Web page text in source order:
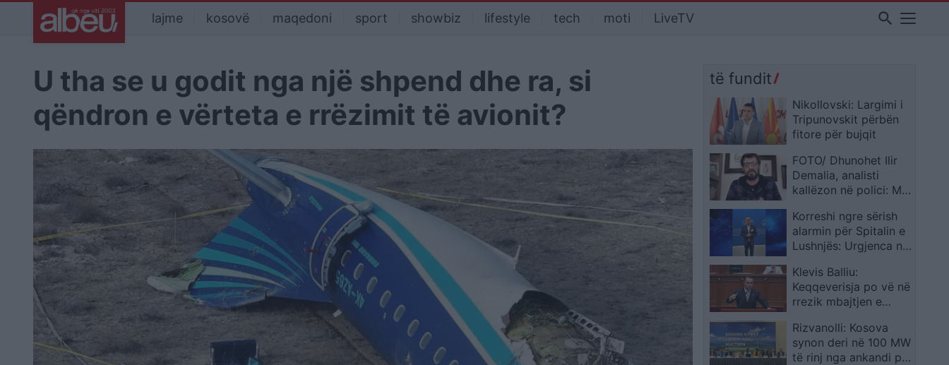
lajme kosovë maqedoni sport showbiz lifestyle tech moti LiveTV search
U tha se u godit nga një shpend dhe ra, si
qëndron e vërteta e rrëzimit të avionit?
të fundit
Nikollovski: Largimi i
Tripunovskit përbën
fitore për bujqit
FOTO/ Dhunohet Ilir
Demalia, analisti
kallëzon në polici: Më
Korreshi ngre sërish
alarmin për Spitalin e
Lushnjës: Urgjenca në
Karakaçit nga Brukseli
Klevis Balliu:
Keqqeverisja po vë në
rrezik mbajtjen e
Tiranë
Rizvanolli: Kosova
synon deri në 100 MW
të rinj nga ankandi për